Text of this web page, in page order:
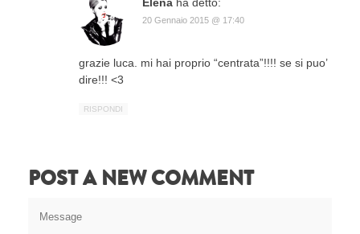
20 Gennaio 2015 @ 17:40
grazie luca. mi hai proprio “centrata”!!!! se si puo’
dire!!! <3
RISPONDI
POST A NEW COMMENT